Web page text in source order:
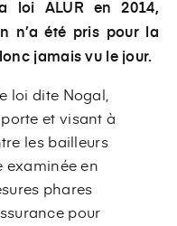
loi ALUR en 2014,
n’a été pris pour la
jamais vu le jour.
loi dite Nogal,
et visant à
les bailleurs
examinée en
phares
pour